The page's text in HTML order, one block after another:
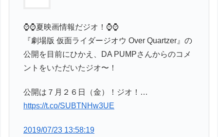
⌚⌚夏映画情報だジオ！⌚⌚
『劇場版 仮面ライダージオウ Over Quartzer』の
公開を目前にひかえ、DA PUMPさんからのコメ
ントをいただいたジオ〜！
公開は７月２６日（金）！ジオ！…
https://t.co/SUBTNHw3UE
2019/07/23 13:58:19